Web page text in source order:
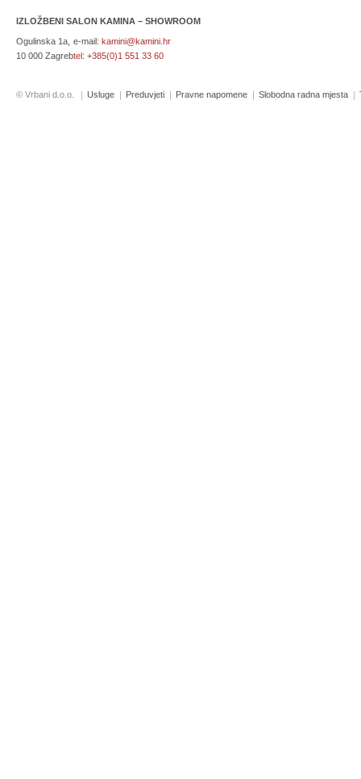
IZLOŽBENI SALON KAMINA – SHOWROOM
Ogulinska 1a,
10 000 Zagreb
e-mail: kamini@kamini.hr
tel: +385(0)1 551 33 60
© Vrbani d.o.o. Usluge Preduvjeti Pravne napomene Slobodna radna mjesta